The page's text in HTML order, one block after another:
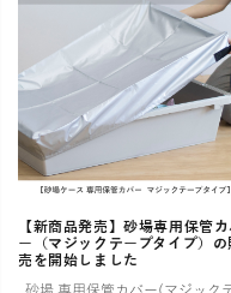
【新商品発売】砂場専用保管
ー（マジックテープタイプ）の
売を開始しました